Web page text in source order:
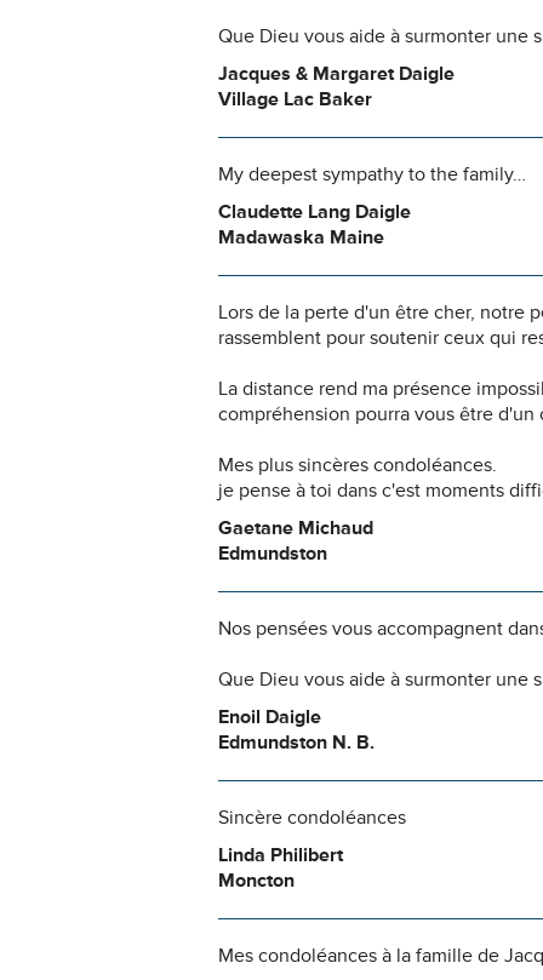
Que Dieu vous aide à surmonter une
Jacques & Margaret Daigle
Village Lac Baker
My deepest sympathy to the family…
Claudette Lang Daigle
Madawaska Maine
Lors de la perte d'un être cher, notre
rassemblent pour soutenir ceux qui
La distance rend ma présence
compréhension pourra vous être d'un
Mes plus sincères condoléances.
je pense à toi dans c'est moments
Gaetane Michaud
Edmundston
Nos pensées vous accompagnent
Que Dieu vous aide à surmonter une
Enoil Daigle
Edmundston N. B.
Sincère condoléances
Linda Philibert
Moncton
Mes condoléances à la famille de